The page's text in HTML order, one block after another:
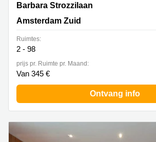
Barbara Strozzilaan 201, Amsterdam Zuid
Barbara Strozzilaan
Amsterdam Zuid
Ruimtes:
2 - 98
prijs pr. Ruimte pr. Maand:
Van 345 €
Ontvang info